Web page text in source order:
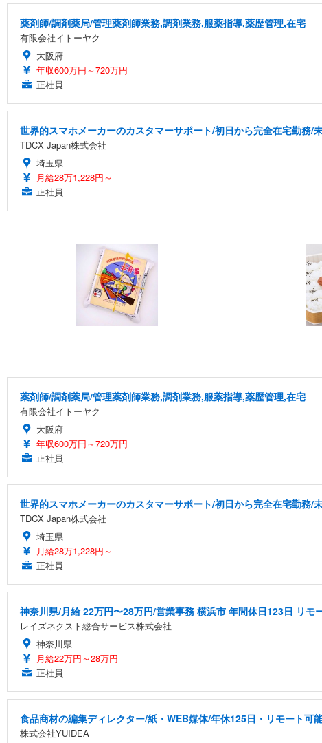
薬剤師/調剤薬局/管理薬剤師業務,調剤業務,服薬指導,薬歴管理,在宅
有限会社イトーヤク
大阪府
年収600万円～720万円
正社員
世界的スマホメーカーのカスタマーサポート/初日から完全在宅勤務/
TDCX Japan株式会社
埼玉県
月給28万1,228円～
正社員
薬剤師/調剤薬局/管理薬剤師業務,調剤業務,服薬指導,薬歴管理,在宅
有限会社イトーヤク
大阪府
年収600万円～720万円
正社員
世界的スマホメーカーのカスタマーサポート/初日から完全在宅勤務/
TDCX Japan株式会社
埼玉県
月給28万1,228円～
正社員
神奈川県/月給 22万円〜28万円/営業事務 横浜市 年間休日123日 リモ
レイズネクスト総合サービス株式会社
神奈川県
月給22万円～28万円
正社員
食品商材の編集ディレクター/紙・WEB媒体/年休125日・リモート可
株式会社YUIDEA